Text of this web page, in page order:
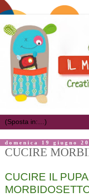
domenica 19 giugno
CUCIRE
CUCIRE IL